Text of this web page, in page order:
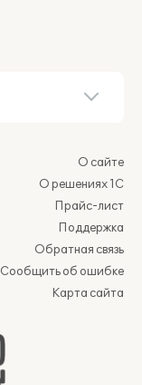
О сайте
О решениях 1С
Прайс-лист
Поддержка
Обратная связь
Сообщить об ошибке
Карта сайта